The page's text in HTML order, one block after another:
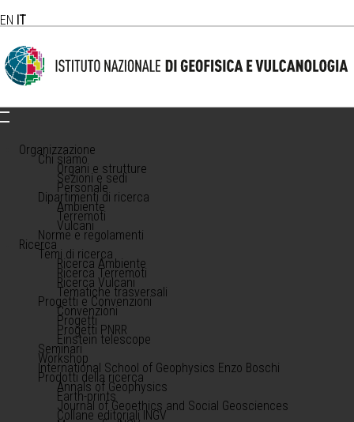
EN IT
Organizzazione
Chi siamo
Organi e strutture
Sezioni e sedi
Personale
Dipartimenti di ricerca
Ambiente
Terremoti
Vulcani
Norme e regolamenti
Ricerca
Temi di ricerca
Ricerca Ambiente
Ricerca Terremoti
Ricerca Vulcani
Tematiche trasversali
Progetti e Convenzioni
Convenzioni
Progetti
Progetti PNRR
Einstein telescope
Seminari
Workshop
International School of Geophysics Enzo Boschi
Prodotti della ricerca
Annals of Geophysics
Earth-prints
Journal of Geoethics and Social Geosciences
Collane editoriali INGV